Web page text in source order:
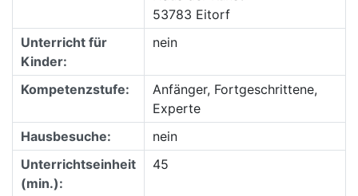
53783 Eitorf
Unterricht für
Kinder:
nein
Kompetenzstufe:
Anfänger, Fortgeschrittene,
Experte
Hausbesuche:
nein
Unterrichtseinheit
(min.):
45